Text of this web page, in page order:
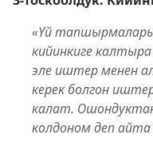
«Үй
кийинкиге
эле иштер менен
керек болгон
калат.
колдоном деп